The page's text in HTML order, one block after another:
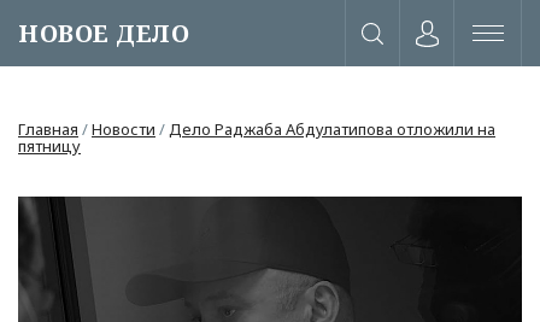
НОВОЕ ДЕЛО
Главная /Новости /Дело Раджаба Абдулатипова отложили на
пятницу